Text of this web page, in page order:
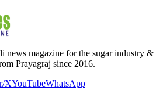
news magazine for the sugar industry &
Prayagraj since 2016.
XYouTubeWhatsApp